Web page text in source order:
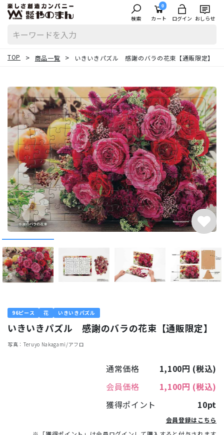
検索
0
カート ログイン おしらせ
TOP 商品一覧 いきいきパズル 感謝のバラの花束【通販限定】
96ピース 花 いきいきパズル
いきいきパズル 感謝のバラの花束【通販限定】
写真：Teruyo Nakagami/アフロ
通常価格 1,100円 (税込)
会員価格
1,100円 (税込)
獲得ポイント
10pt
会員登録はこちら